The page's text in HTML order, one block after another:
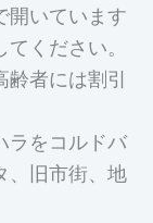
開いています
ください。
齢者には割引
ラをコルドバ
、旧市街、地